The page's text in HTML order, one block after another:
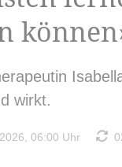
wirkt.
06:00 Uhr